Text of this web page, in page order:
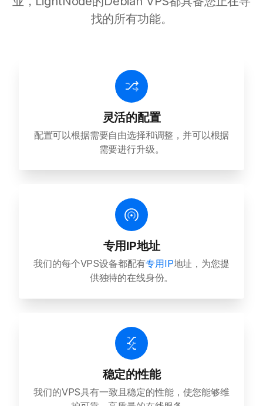
找的所有功能。
灵活的配置
配置可以根据需要自由选择和调整，并可以根据
需要进行升级。
专用IP地址
我们的每个VPS设备都配有专用IP地址，为您提
供独特的在线身份。
稳定的性能
我们的VPS具有一致且稳定的性能，使您能够维